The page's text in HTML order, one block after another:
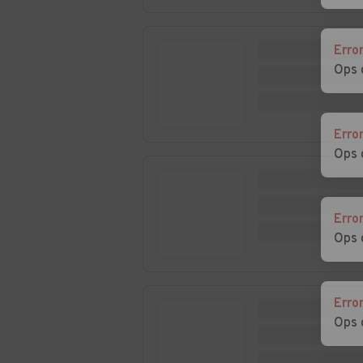
Auto usate
Auto usate
Preganziol
Auto usate
Auto usate San
Biagio di
Vendemiano
Auto usate
Error
Ops
Error
Ops
Error
Ops
Error
Ops